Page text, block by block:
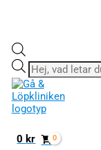
Produktsökning
0 kr